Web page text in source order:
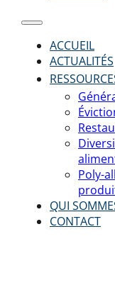
ACCUEIL
ACTUALITÉS
Poly-
QUI
CONTACT